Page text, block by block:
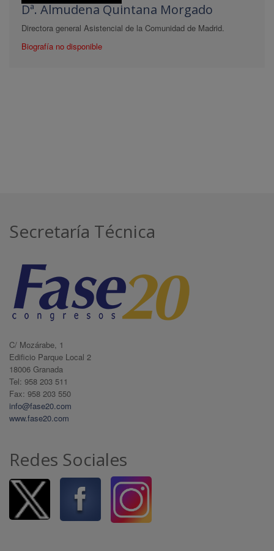
Dª. Almudena Quintana Morgado
Directora general Asistencial de la Comunidad de Madrid.
Biografía no disponible
Secretaría Técnica
C/ Mozárabe, 1
Edificio Parque Local 2
18006 Granada
Tel: 958 203 511
Fax: 958 203 550
info@fase20.com
www.fase20.com
Redes Sociales